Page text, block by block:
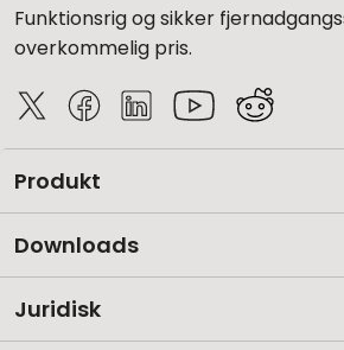
Funktionsrig og sikker
overkommelig pris.
Produkt
Downloads
Juridisk